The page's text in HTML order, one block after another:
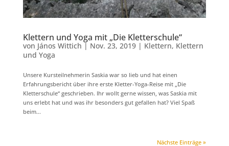
Klettern und Yoga mit „Die Kletterschule“
von János Wittich | Nov. 23, 2019| Klettern, Klettern
und Yoga
Unsere Kursteilnehmerin Saskia war so lieb und hat einen
Erfahrungsbericht über ihre erste Kletter-Yoga-Reise mit „Die
Kletterschule“ geschrieben. Ihr wollt gerne wissen, was Saskia mit
uns erlebt hat und was ihr besonders gut gefallen hat? Viel Spaß
beim...
Nächste Einträge »